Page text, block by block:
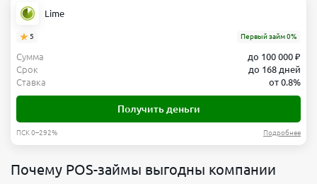
Lime
5 Первый займ 0%
Сумма
до 100 000 ₽
Срок
до 168 дней
Ставка
от 0.8%
Получить деньги
ПСК 0–292% Подробнее
Почему POS-займы выгодны компании